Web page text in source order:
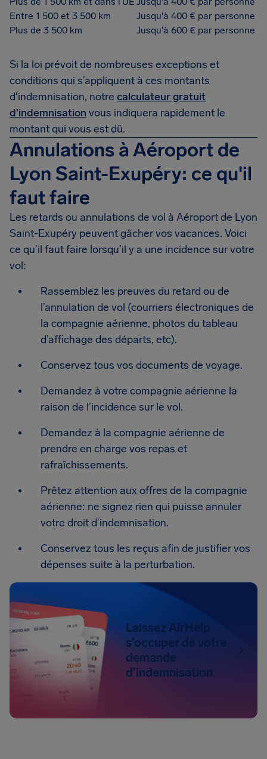
Entre 1 500 et 3 500 km
Jusqu'à 400 € par personne
Plus de 3 500 km
Jusqu'à 600 € par personne
Si la loi prévoit de nombreuses exceptions et
conditions qui s’appliquent à ces montants
d'indemnisation, notre calculateur gratuit
d’indemnisation vous indiquera rapidement le
montant qui vous est dû.
Annulations à Aéroport de
Lyon Saint-Exupéry: ce qu'il
faut faire
Les retards ou annulations de vol à Aéroport de Lyon
Saint-Exupéry peuvent gâcher vos vacances. Voici
ce qu’il faut faire lorsqu’il y a une incidence sur votre
vol:
Rassemblez les preuves du retard ou de
l’annulation de vol (courriers électroniques de
la compagnie aérienne, photos du tableau
d’affichage des départs, etc).
Conservez tous vos documents de voyage.
Demandez à votre compagnie aérienne la
raison de l’incidence sur le vol.
Demandez à la compagnie aérienne de
prendre en charge vos repas et
rafraîchissements.
Prêtez attention aux offres de la compagnie
aérienne: ne signez rien qui puisse annuler
votre droit d’indemnisation.
Conservez tous les reçus afin de justifier vos
dépenses suite à la perturbation.
Laissez AirHelp
s’occuper de votre
demande
d’indemnisation